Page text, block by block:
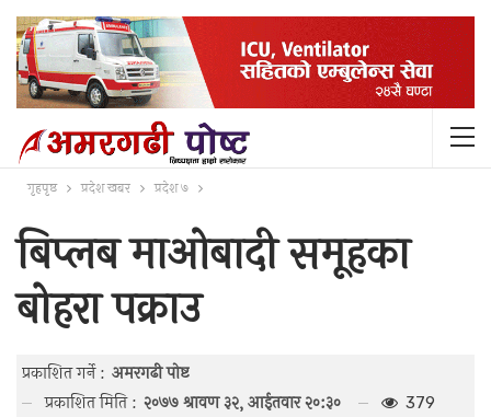
गृहपृष्ठ प्रदेश खबर प्रदेश ७
बिप्लब माओबादी समूहका
बोहरा पक्राउ
प्रकाशित गर्ने : अमरगढी पाेष्ट
प्रकाशित मिति : २०७७ श्रावण ३२, आईतवार २०:३० 379